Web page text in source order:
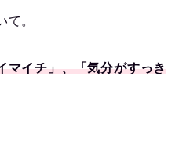
て。
マイチ」、「気分がすっき